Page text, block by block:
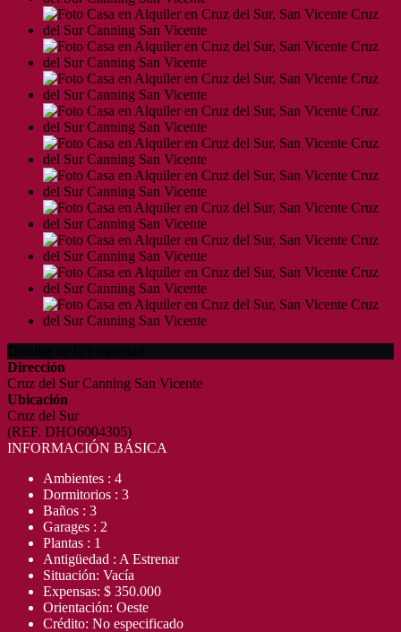
Dirección
Cruz del Sur Canning San Vicente
Ubicación
Cruz del Sur
(REF. DHO6004305)
INFORMACIÓN BÁSICA
Ambientes : 4
Dormitorios : 3
Baños : 3
Garages : 2
Plantas : 1
Antigüedad : A Estrenar
Situación: Vacía
Expensas: $ 350.000
Orientación: Oeste
Crédito: No especificado